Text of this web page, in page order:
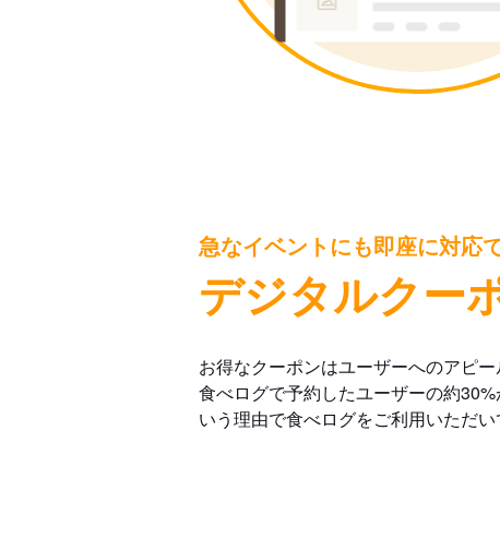
急なイベントにも即座に対応
デジタルクー
お得なクーポンはユーザーへのアピー
食べログで予約したユーザーの約
いう理由で食べログをご利用いただい